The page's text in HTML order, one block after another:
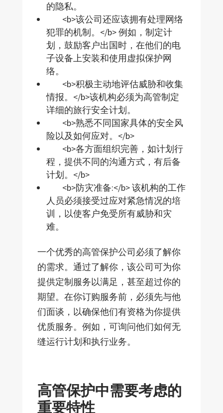
的隐私。
<b>该公司还应该拥有处理网络
犯罪的机制。</b> 例如，制定计
划，鼓励客户出国时，在他们的电
子设备上安装和使用虚拟保护网
络。
<b>积极主动地评估威胁和收集
情报。</b>该机构必须为高管制定
详细的旅行安全计划。
<b>熟悉不同国家具体的安全风
险以及如何应对。</b>
<b>各方面组织完善，如计划行
程，提供不同的沟通方式，有后备
计划。</b>
<b>防灾准备:</b> 该机构的工作
人员必须接受过应对紧急情况的培
训，以使客户免受所有威胁和灾
难。
一个优秀的高管保护公司必须了解你
的需求。通过了解你，该公司可为你
提供定制服务以满足，甚至超过你的
期望。在你订购服务前，必须先与他
们面谈，以确保他们有资格为你提供
优质服务。例如，可询问他们如何无
缝运行计划和执行业务。
高管保护中需要考虑的
重要特性